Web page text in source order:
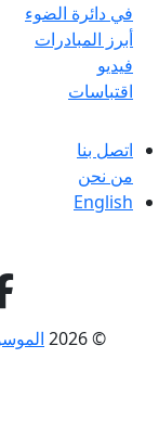
في دائرة الضوء
أبرز المبادرات
فيديو
اقتباسات
اتصل بنا
من نحن
English
© 2026